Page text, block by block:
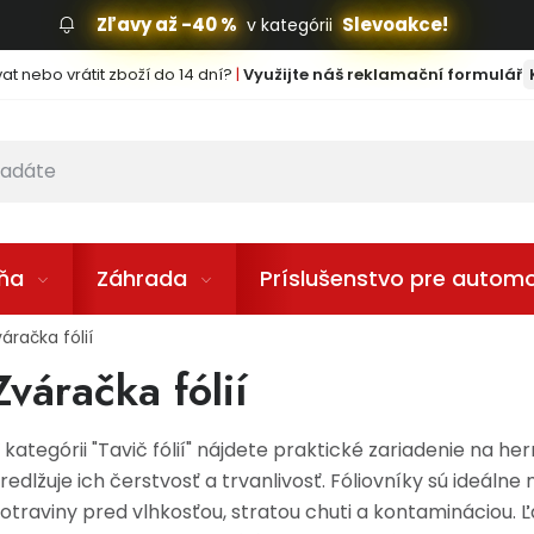
Zľavy až -40 % v kategórii Slevoakce!
nebo vrátit zboží do 14 dní? | Využijte náš reklamační formulář
Záhrada Príslušenstvo pre
fólií
fólií
kategórii "Tavič fólií" nájdete praktické zariadenie na
ich čerstvosť a trvanlivosť. Fóliovníky sú
pred vlhkosťou, stratou chuti a kontamináciou.